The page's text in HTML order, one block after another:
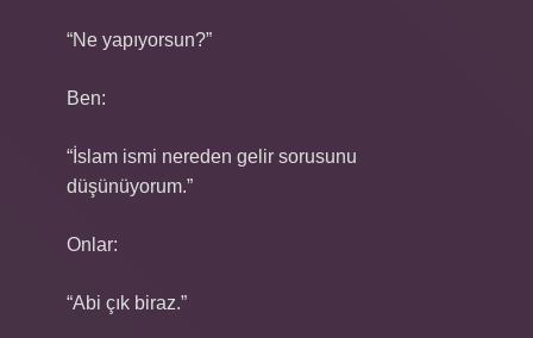
“Ne yapıyorsun?”
Ben:
“İslam ismi nereden gelir sorusunu
düşünüyorum.”
Onlar:
“Abi çık biraz.”